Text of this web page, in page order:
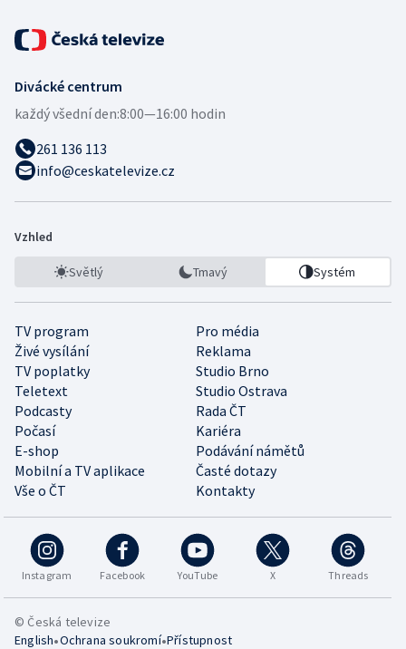
Divácké centrum
každý všední den:8:00—16:00 hodin
261 136 113
info@ceskatelevize.cz
Vzhled
Světlý Tmavý Systém
TV program
Pro média
Živé vysílání
Reklama
TV poplatky
Studio Brno
Teletext
Studio Ostrava
Podcasty
Rada ČT
Počasí
Kariéra
E-shop
Podávání námětů
Mobilní a TV aplikace
Časté dotazy
Vše o ČT
Kontakty
Instagram Facebook YouTube X Threads
© Česká televize
English•Ochrana soukromí•Přístupnost